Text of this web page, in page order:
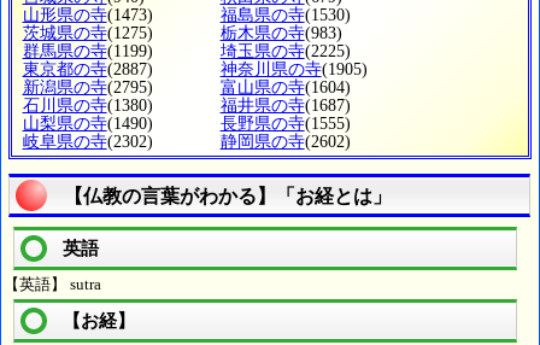
山形県の寺(1473) 福島県の寺(1530)
茨城県の寺(1275) 栃木県の寺(983)
群馬県の寺(1199) 埼玉県の寺(2225)
東京都の寺(2887) 神奈川県の寺(1905)
新潟県の寺(2795) 富山県の寺(1604)
石川県の寺(1380) 福井県の寺(1687)
山梨県の寺(1490) 長野県の寺(1555)
岐阜県の寺(2302) 静岡県の寺(2602)
【仏教の言葉がわかる】「お経とは」
英語
【英語】 sutra
【お経】